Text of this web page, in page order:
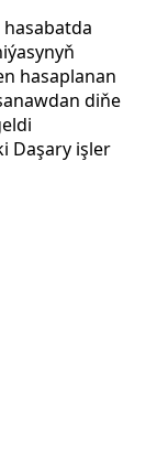
hasaplanan
diňe
Daşary işler